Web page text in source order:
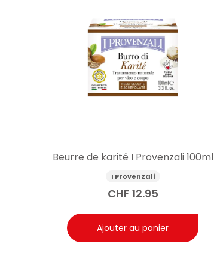
Beurre de karité I Provenzali 100ml
I Provenzali
CHF 12.95
Ajouter au panier